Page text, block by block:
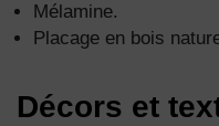
Mélamine.
Placage en bois
Décors et